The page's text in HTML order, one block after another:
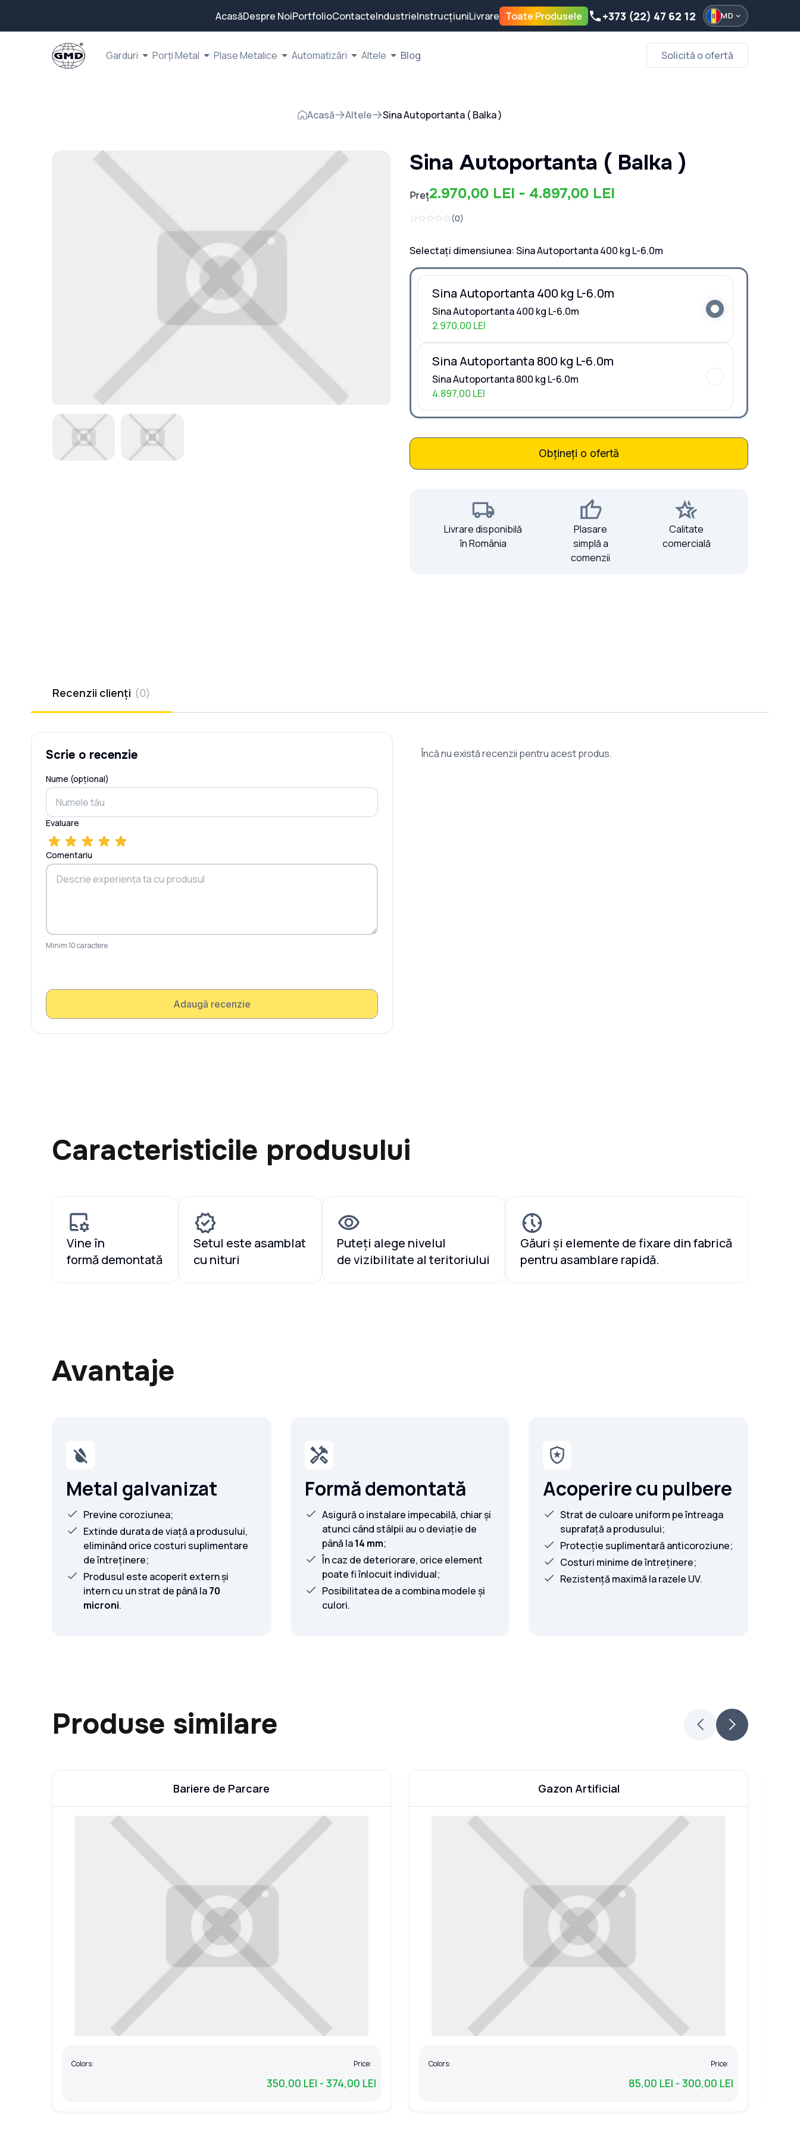
AcasăDespre NoiPortfolioContacteIndustrieInstrucțiuniLivrare Toate Produsele +373 (22) 47 62 12 MD
Garduri Porți Metal Plase Metalice Automatizări Altele Blog Solicită o ofertă
Acasă Altele Sina Autoportanta ( Balka )
Sina Autoportanta ( Balka )
Preț2.970,00 LEI - 4.897,00 LEI
(0)
Selectați dimensiunea:Sina Autoportanta 400 kg L-6.0m
Sina Autoportanta 400 kg L-6.0m
Sina Autoportanta 400 kg L-6.0m
2.970,00 LEI
Sina Autoportanta 800 kg L-6.0m
Sina Autoportanta 800 kg L-6.0m
4.897,00 LEI
Obțineți o ofertă
Livrare disponibilă
în România
Plasare
simplă a
comenzii
Calitate
comercială
Recenzii clienți (0)
Scrie o recenzie
Nume (opțional)
Evaluare
Comentariu
Minim 10 caractere
Adaugă recenzie
Încă nu există recenzii pentru acest produs.
Caracteristicile produsului
Vine în
formă demontată
Setul este asamblat
cu nituri
Puteți alege nivelul
de vizibilitate al teritoriului
Găuri și elemente de fixare din fabrică
pentru asamblare rapidă.
Avantaje
Metal galvanizat
Previne coroziunea;
Extinde durata de viață a produsului,
eliminând orice costuri suplimentare
de întreținere;
Produsul este acoperit extern și
intern cu un strat de până la70
microni.
Formă demontată
Asigură o instalare impecabilă, chiar și
atunci când stâlpii au o deviație de
până la14 mm;
În caz de deteriorare, orice element
poate fi înlocuit individual;
Posibilitatea de a combina modele și
culori.
Acoperire cu pulbere
Strat de culoare uniform pe întreaga
suprafață a produsului;
Protecție suplimentară anticoroziune;
Costuri minime de întreținere;
Rezistență maximă la razele UV.
Produse similare
Bariere de Parcare
Colors: Price:
350,00 LEI - 374,00 LEI
Gazon Artificial
Colors: Price:
85,00 LEI - 300,00 LEI